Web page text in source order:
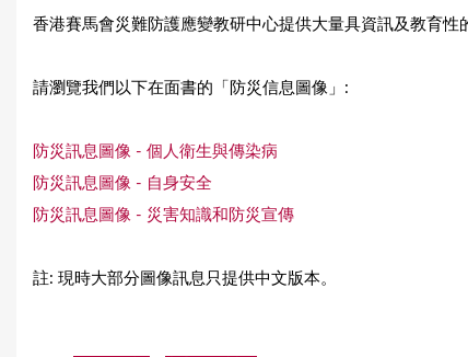
香港賽馬會災難防護應變教研中心提供大量具資訊及教育性
請瀏覽我們以下在面書的「防災信息圖像」:
防災訊息圖像 - 個人衛生與傳染病
防災訊息圖像 - 自身安全
防災訊息圖像 - 災害知識和防災宣傳
註: 現時大部分圖像訊息只提供中文版本。